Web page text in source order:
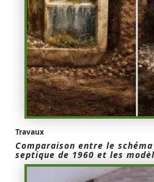
Travaux
Comparaison entre le schéma
septique de 1960 et les